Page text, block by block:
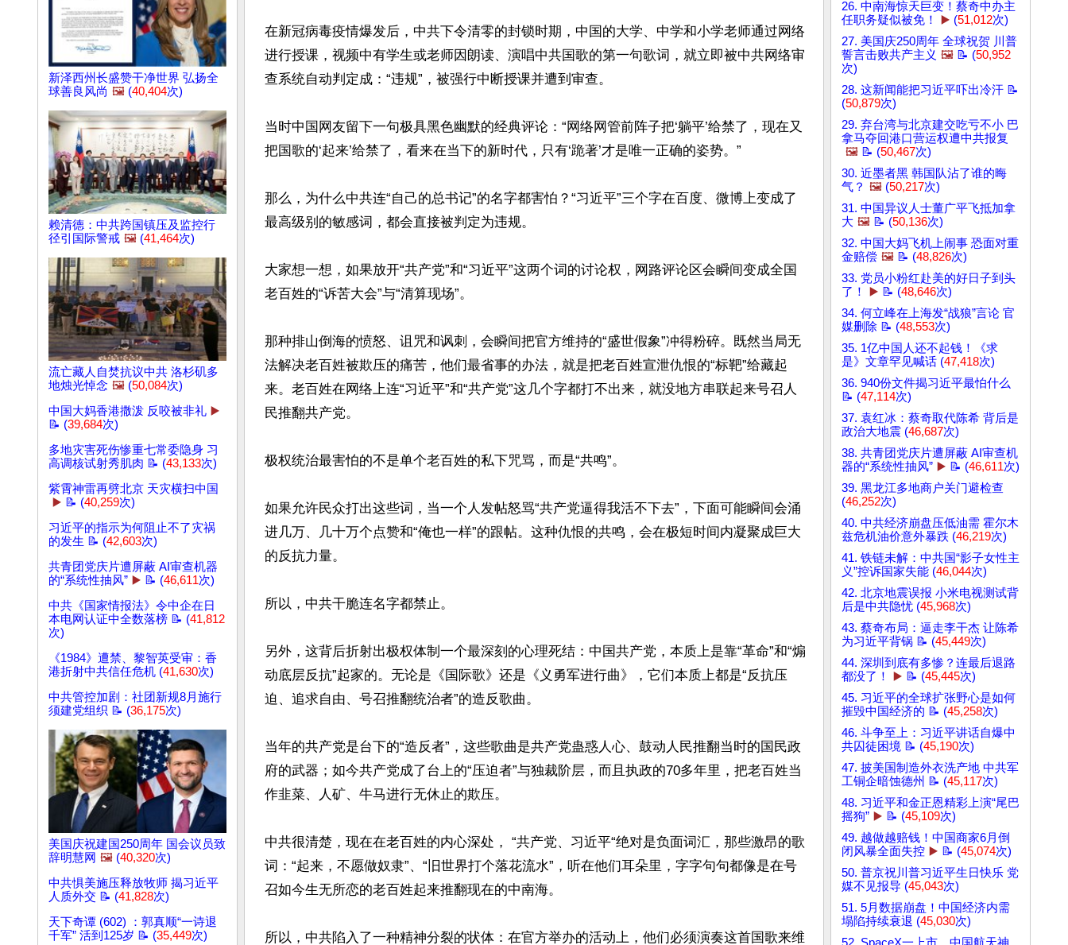
新泽西州长盛赞干净世界 弘扬全
球善良风尚 🖼️ (40,404次)
赖清德：中共跨国镇压及监控行
径引国际警戒 🖼️ (41,464次)
流亡藏人自焚抗议中共 洛杉矶多
地烛光悼念 🖼️ (50,084次)
中国大妈香港撒泼 反咬被非礼 ▶️
📝 (39,684次)
多地灾害死伤惨重七常委隐身 习
高调核试射秀肌肉 📝 (43,133次)
紫霄神雷再劈北京 天灾横扫中国
▶️ 📝 (40,259次)
习近平的指示为何阻止不了灾祸
的发生 📝 (42,603次)
共青团党庆片遭屏蔽 AI审查机器
的“系统性抽风” ▶️ 📝 (46,611次)
中共《国家情报法》令中企在日
本电网认证中全数落榜 📝 (41,812
次)
《1984》遭禁、黎智英受审：香
港折射中共信任危机 (41,630次)
中共管控加剧：社团新规8月施行
须建党组织 📝 (36,175次)
美国庆祝建国250周年 国会议员致
辞明慧网 🖼️ (40,320次)
中共惧美施压释放牧师 揭习近平
人质外交 📝 (41,828次)
天下奇谭 (602) ：郭真顺“一诗退
千军” 活到125岁 📝 (35,449次)
在新冠病毒疫情爆发后，中共下令清零的封锁时期，中国的大学、中学和小学老师通过网络
进行授课，视频中有学生或老师因朗读、演唱中共国歌的第一句歌词，就立即被中共网络审
查系统自动判定成：“违规”，被强行中断授课并遭到审查。
当时中国网友留下一句极具黑色幽默的经典评论：“网络网管前阵子把‘躺平’给禁了，现在又
把国歌的‘起来’给禁了，看来在当下的新时代，只有‘跪著’才是唯一正确的姿势。”
那么，为什么中共连“自己的总书记”的名字都害怕？“习近平”三个字在百度、微博上变成了
最高级别的敏感词，都会直接被判定为违规。
大家想一想，如果放开“共产党”和“习近平”这两个词的讨论权，网路评论区会瞬间变成全国
老百姓的“诉苦大会”与“清算现场”。
那种排山倒海的愤怒、诅咒和讽刺，会瞬间把官方维持的“盛世假象”冲得粉碎。既然当局无
法解决老百姓被欺压的痛苦，他们最省事的办法，就是把老百姓宣泄仇恨的“标靶”给藏起
来。老百姓在网络上连“习近平”和“共产党”这几个字都打不出来，就没地方串联起来号召人
民推翻共产党。
极权统治最害怕的不是单个老百姓的私下咒骂，而是“共鸣”。
如果允许民众打出这些词，当一个人发帖怒骂“共产党逼得我活不下去”，下面可能瞬间会涌
进几万、几十万个点赞和“俺也一样”的跟帖。这种仇恨的共鸣，会在极短时间内凝聚成巨大
的反抗力量。
所以，中共干脆连名字都禁止。
另外，这背后折射出极权体制一个最深刻的心理死结：中国共产党，本质上是靠“革命”和“煽
动底层反抗”起家的。无论是《国际歌》还是《义勇军进行曲》，它们本质上都是“反抗压
迫、追求自由、号召推翻统治者”的造反歌曲。
当年的共产党是台下的“造反者”，这些歌曲是共产党蛊惑人心、鼓动人民推翻当时的国民政
府的武器；如今共产党成了台上的“压迫者”与独裁阶层，而且执政的70多年里，把老百姓当
作韭菜、人矿、牛马进行无休止的欺压。
中共很清楚，现在在老百姓的内心深处， “共产党、习近平“绝对是负面词汇，那些激昂的歌
词：“起来，不愿做奴隶”、“旧世界打个落花流水”，听在他们耳朵里，字字句句都像是在号
召如今生无所恋的老百姓起来推翻现在的中南海。
所以，中共陷入了一种精神分裂的状体：在官方举办的活动上，他们必须演奏这首国歌来维
26. 中南海惊天巨变！蔡奇中办主
任职务疑似被免！
▶️ (51,012次)
27. 美国庆250周年 全球祝贺 川普
誓言击败共产主义 🖼️ 📝 (50,952
次)
28. 这新闻能把习近平吓出冷汗 📝
(50,879次)
29. 弃台湾与北京建交吃亏不小 巴
拿马夺回港口营运权遭中共报复
🖼️ 📝 (50,467次)
30. 近墨者黑 韩国队沾了谁的晦
气？ 🖼️ (50,217次)
31. 中国异议人士董广平飞抵加拿
大 🖼️ 📝 (50,136次)
32. 中国大妈飞机上闹事 恐面对重
金赔偿 🖼️ 📝 (48,826次)
33. 党员小粉红赴美的好日子到头
了！
▶️ 📝 (48,646次)
34. 何立峰在上海发“战狼”言论 官
媒删除 📝 (48,553次)
35. 1亿中国人还不起钱！《求
是》文章罕见喊话 (47,418次)
36. 940份文件揭习近平最怕什么
📝 (47,114次)
37. 袁红冰：蔡奇取代陈希 背后是
政治大地震 (46,687次)
38. 共青团党庆片遭屏蔽 AI审查机
器的“系统性抽风” ▶️ 📝 (46,611次)
39. 黑龙江多地商户关门避检查
(46,252次)
40. 中共经济崩盘压低油需 霍尔木
兹危机油价意外暴跌 (46,219次)
41. 铁链未解：中共国“影子女性主
义”控诉国家失能 (46,044次)
42. 北京地震误报 小米电视测试背
后是中共隐忧 (45,968次)
43. 蔡奇布局：逼走李干杰 让陈希
为习近平背锅 📝 (45,449次)
44. 深圳到底有多惨？连最后退路
都没了！
▶️ 📝 (45,445次)
45. 习近平的全球扩张野心是如何
摧毁中国经济的 📝 (45,258次)
46. 斗争至上：习近平讲话自爆中
共囚徒困境 📝 (45,190次)
47. 披美国制造外衣洗产地 中共军
工铜企暗蚀德州 📝 (45,117次)
48. 习近平和金正恩精彩上演“尾巴
摇狗” ▶️ 📝 (45,109次)
49. 越做越赔钱！中国商家6月倒
闭风暴全面失控 ▶️ 📝 (45,074次)
50. 普京祝川普习近平生日快乐 党
媒不见报导 (45,043次)
51. 5月数据崩盘！中国经济内需
塌陷持续衰退 (45,030次)